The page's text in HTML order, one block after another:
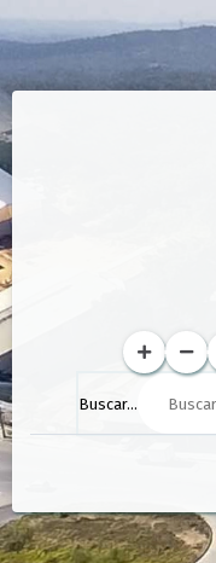
Buscar...